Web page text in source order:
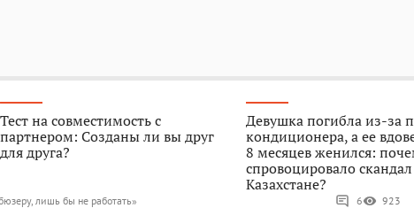
Тест на совместимость с
партнером: Созданы ли вы друг
для друга?
Девушка погибла из-за
кондиционера, а ее
8 месяцев женился:
спровоцировало
Казахстане?
лишь бы не работать» 6 923